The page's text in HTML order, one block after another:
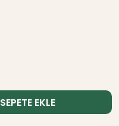
SEPETE EKLE